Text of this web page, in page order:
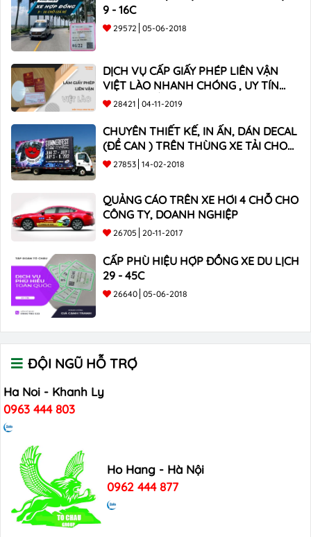
9 - 16C
29572 05-06-2018
DỊCH VỤ CẤP GIẤY PHÉP LIÊN VẬN
VIỆT LÀO NHANH CHÓNG , UY TÍN
TOÀN QUỐC
28421 04-11-2019
CHUYÊN THIẾT KẾ, IN ẤN, DÁN DECAL
(ĐỀ CAN ) TRÊN THÙNG XE TẢI CHO
CÔNG TY
27853 14-02-2018
QUẢNG CÁO TRÊN XE HƠI 4 CHỖ CHO
CÔNG TY, DOANH NGHIỆP
26705 20-11-2017
CẤP PHÙ HIỆU HỢP ĐỒNG XE DU LỊCH
29 - 45C
26640 05-06-2018
ĐỘI NGŨ HỖ TRỢ
Ha Noi - Khanh Ly
0963 444 803
Ho Hang - Hà Nội
0962 444 877